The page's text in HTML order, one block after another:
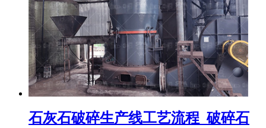
石灰石破碎生产线工艺流程_破碎石